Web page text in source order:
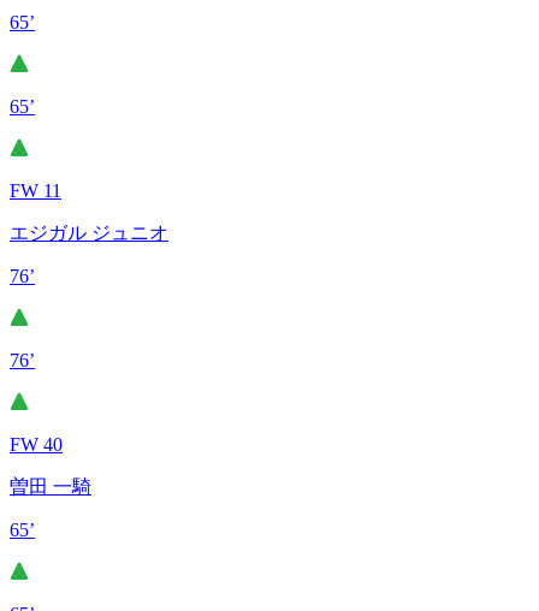
65’
65’
FW 11
エジガル ジュニオ
76’
76’
FW 40
曽田 一騎
65’